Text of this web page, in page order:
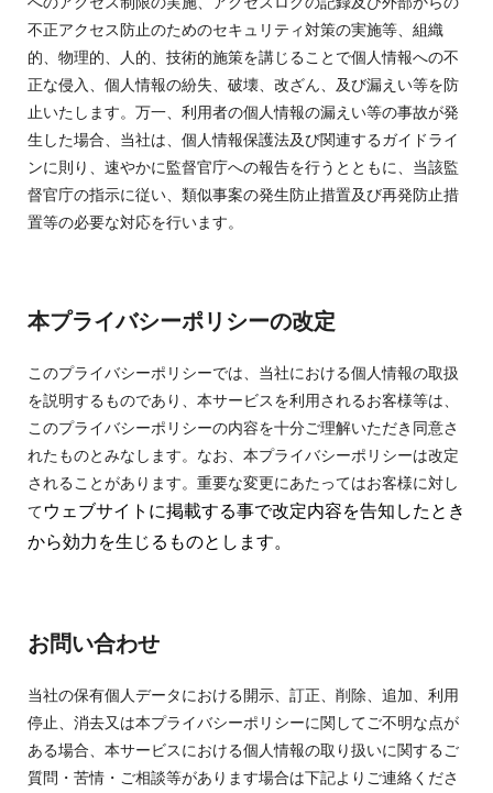
不正アクセス防止のためのセキュリティ対策の実施等、組織
的、物理的、人的、技術的施策を講じることで個人情報への不
正な侵入、個人情報の紛失、破壊、改ざん、及び漏えい等を防
止いたします。万一、利用者の個人情報の漏えい等の事故が発
生した場合、当社は、個人情報保護法及び関連するガイドライ
ンに則り、速やかに監督官庁への報告を行うとともに、当該監
督官庁の指示に従い、類似事案の発生防止措置及び再発防止措
置等の必要な対応を行います。
本プライバシーポリシーの改定
このプライバシーポリシーでは、当社における個人情報の取扱
を説明するものであり、本サービスを利用されるお客様等は、
このプライバシーポリシーの内容を十分ご理解いただき同意さ
れたものとみなします。なお、本プライバシーポリシーは改定
されることがあります。重要な変更にあたってはお客様に対し
てウェブサイトに掲載する事で改定内容を告知したとき
から効力を生じるものとします。
お問い合わせ
当社の保有個人データにおける開示、訂正、削除、追加、利用
停止、消去又は本プライバシーポリシーに関してご不明な点が
ある場合、本サービスにおける個人情報の取り扱いに関するご
質問・苦情・ご相談等があります場合は下記よりご連絡くださ